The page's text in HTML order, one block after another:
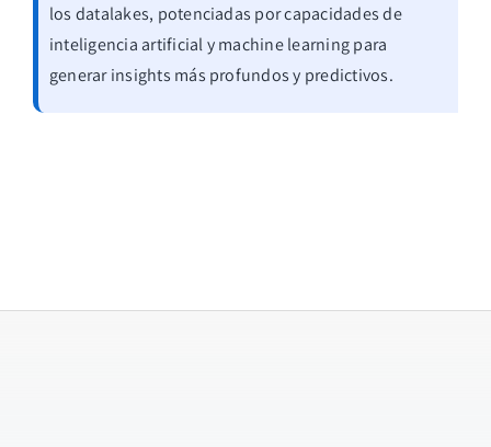
los datalakes, potenciadas por capacidades de
inteligencia artificial y machine learning para
generar insights más profundos y predictivos.